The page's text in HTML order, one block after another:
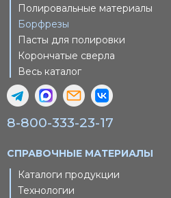
Полировальные материалы
Борфрезы
Пасты для полировки
Корончатые сверла
Весь каталог
8-800-333-23-17
СПРАВОЧНЫЕ МАТЕРИАЛЫ
Каталоги продукции
Технологии